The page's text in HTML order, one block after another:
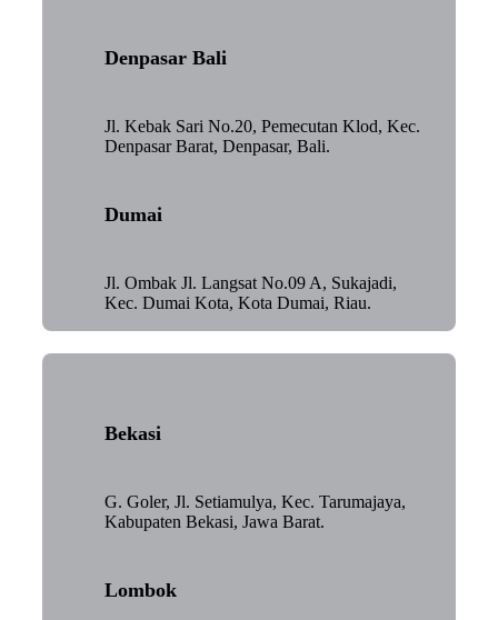
Denpasar Bali
Jl. Kebak Sari No.20, Pemecutan Klod, Kec.
Denpasar Barat, Denpasar, Bali.
Dumai
Jl. Ombak Jl. Langsat No.09 A, Sukajadi,
Kec. Dumai Kota, Kota Dumai, Riau.
Bekasi
G. Goler, Jl. Setiamulya, Kec. Tarumajaya,
Kabupaten Bekasi, Jawa Barat.
Lombok